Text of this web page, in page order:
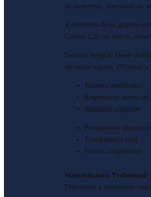
de ascensores, ofreciendo un
A diferencia de las grandes
Confort Lift, no eres un
Servicio Integral: Desde el
elevación seguras, eficientes y
Técnicos certificados
Respuesta en menos de
Repuestos originales
Presupuestos sin
Transparencia total
Precios competitivos
Mantenimiento Profesional:
Detectamos y resolvemos